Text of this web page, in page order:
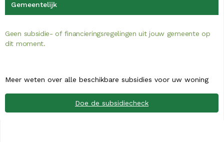
Gemeentelijk
Geen subsidie- of financieringsregelingen uit jouw gemeente op
dit moment.
Meer weten over alle beschikbare subsidies voor uw woning
Doe de subsidiecheck